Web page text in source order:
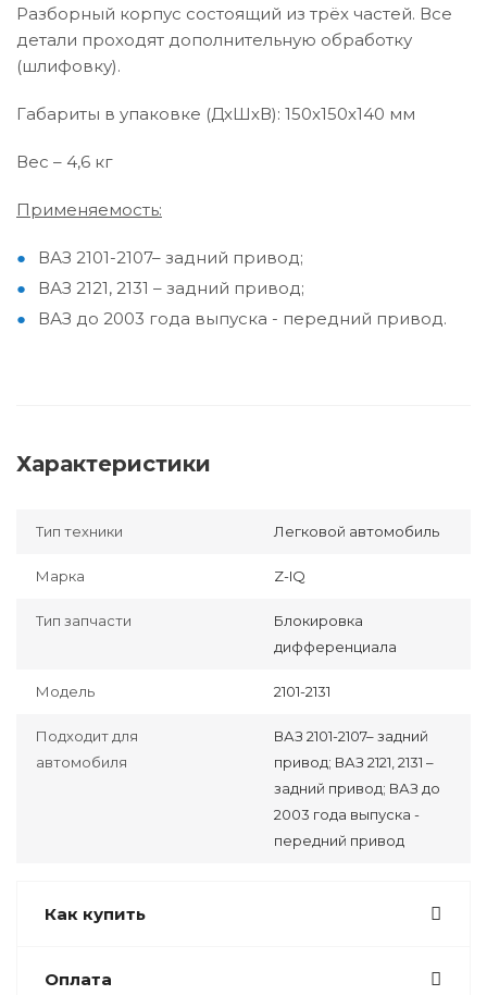
Разборный корпус состоящий из трёх частей. Все
детали проходят дополнительную обработку
(шлифовку).
Габариты в упаковке (ДхШхВ): 150x150x140 мм
Вес – 4,6 кг
Применяемость:
ВАЗ 2101-2107– задний привод;
ВАЗ 2121, 2131 – задний привод;
ВАЗ до 2003 года выпуска - передний привод.
Характеристики
Тип техники Легковой автомобиль
Марка Z-IQ
Тип запчасти
Блокировка
дифференциала
Модель 2101-2131
Подходит для
автомобиля
ВАЗ 2101-2107– задний
привод; ВАЗ 2121, 2131 –
задний привод; ВАЗ до
2003 года выпуска -
передний привод
Как купить
Оплата